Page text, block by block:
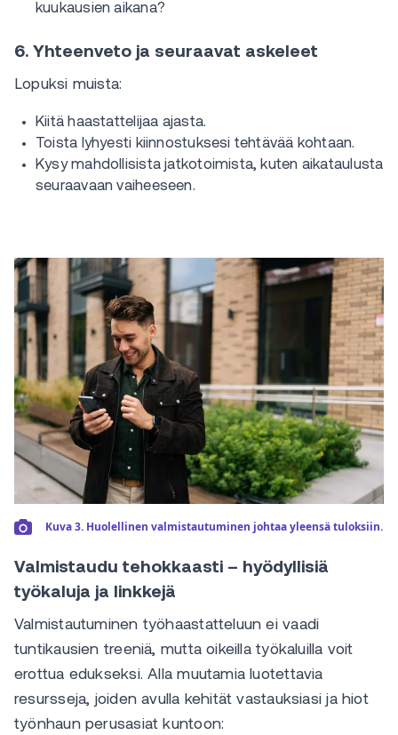
kuukausien aikana?
6. Yhteenveto ja seuraavat askeleet
Lopuksi muista:
Kiitä haastattelijaa ajasta.
Toista lyhyesti kiinnostuksesi tehtävää kohtaan.
Kysy mahdollisista jatkotoimista, kuten aikataulusta
seuraavaan vaiheeseen.
Kuva 3. Huolellinen valmistautuminen johtaa yleensä tuloksiin.
Valmistaudu tehokkaasti – hyödyllisiä
työkaluja ja linkkejä
Valmistautuminen työhaastatteluun ei vaadi
tuntikausien treeniä, mutta oikeilla työkaluilla voit
erottua edukseksi. Alla muutamia luotettavia
resursseja, joiden avulla kehität vastauksiasi ja hiot
työnhaun perusasiat kuntoon: